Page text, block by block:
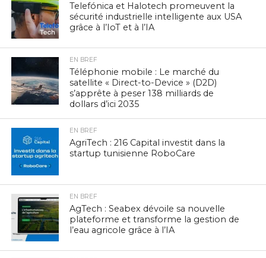
Telefónica et Halotech promeuvent la
sécurité industrielle intelligente aux USA
grâce à l’IoT et à l’IA
EN BREF
Téléphonie mobile : Le marché du
satellite « Direct-to-Device » (D2D)
s’apprête à peser 138 milliards de
dollars d’ici 2035
EN BREF
AgriTech : 216 Capital investit dans la
startup tunisienne RoboCare
EN BREF
AgTech : Seabex dévoile sa nouvelle
plateforme et transforme la gestion de
l’eau agricole grâce à l’IA